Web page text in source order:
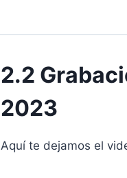
2.2
2023
Aquí te dejamos el